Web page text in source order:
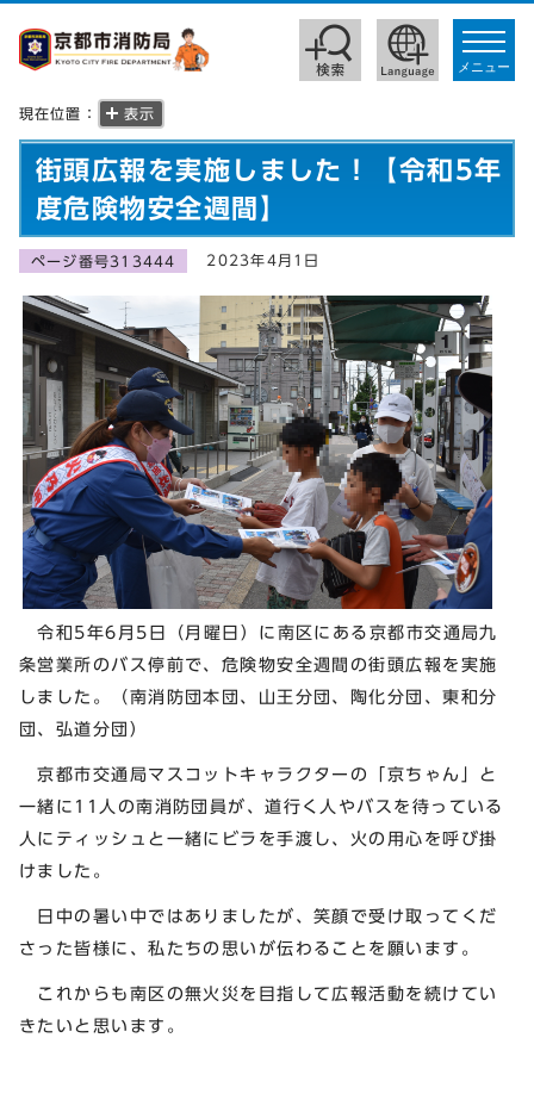
toggle
メニュー
現在位置： 表示
街頭広報を実施しました！【令和5年
度危険物安全週間】
ページ番号313444 2023年4月1日
令和5年6月5日（月曜日）に南区にある京都市交通局九
条営業所のバス停前で、危険物安全週間の街頭広報を実施
しました。（南消防団本団、山王分団、陶化分団、東和分
団、弘道分団）
京都市交通局マスコットキャラクターの「京ちゃん」と
一緒に11人の南消防団員が、道行く人やバスを待っている
人にティッシュと一緒にビラを手渡し、火の用心を呼び掛
けました。
日中の暑い中ではありましたが、笑顔で受け取ってくだ
さった皆様に、私たちの思いが伝わることを願います。
これからも南区の無火災を目指して広報活動を続けてい
きたいと思います。